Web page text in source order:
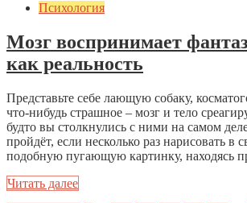
Психология
Мозг воспринимает
как реальность
Представьте себе лающую собаку,
что-нибудь страшное – мозг и тело
будто вы столкнулись с ними на самом
пройдёт, если несколько раз нарисовать в
подобную пугающую картинку, находясь
Читать далее